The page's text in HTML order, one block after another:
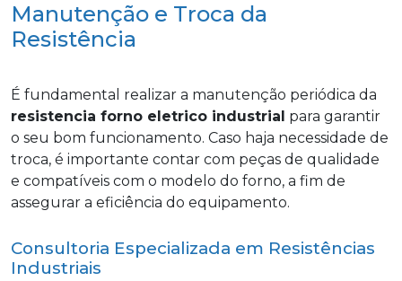
Manutenção e Troca da
Resistência
É fundamental realizar a manutenção periódica da
resistencia forno eletrico industrial para garantir
o seu bom funcionamento. Caso haja necessidade de
troca, é importante contar com peças de qualidade
e compatíveis com o modelo do forno, a fim de
assegurar a eficiência do equipamento.
Consultoria Especializada em Resistências
Industriais